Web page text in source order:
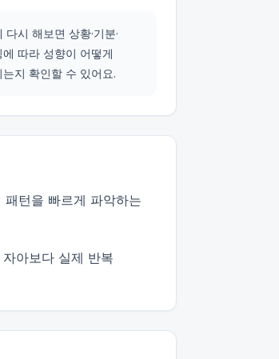
다시 해보면 상황·기분·
에 따라 성향이 어떻게
는지 확인할 수 있어요.
턴을 빠르게 파악하는
아보다 실제 반복